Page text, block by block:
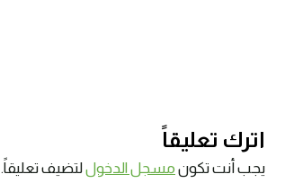
اترك تعليقاً
يجب أنت تكون مسجل الدخوللتضيف تعليقاً.